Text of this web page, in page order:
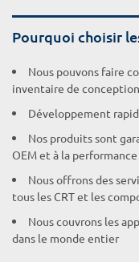
Pourquoi choisir
Nous pouvons faire
inventaire de
Développement
Nos produits sont
OEM et à la performance
Nous offrons des
tous les CRT et les
Nous couvrons les
dans le monde entier